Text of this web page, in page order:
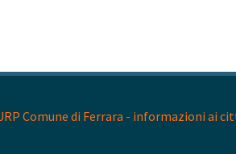
Comune di Ferrara - informazioni ai